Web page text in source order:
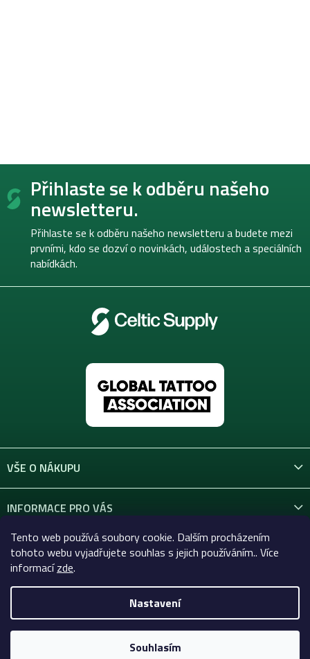
Tento web používá soubory cookie. Dalším procházením
tohoto webu vyjadřujete souhlas s jejich používáním.. Více
informacízde.
Nastavení
Souhlasím
Z
Přihlaste se k odběru našeho
newsletteru.
Přihlaste se k odběru našeho newsletteru a budete mezi
prvními, kdo se dozví o novinkách, událostech a speciálních
nabídkách.
VŠE O NÁKUPU
INFORMACE PRO VÁS
KONTAKT
Copyright 2026Celtic-Supply.cz | Vše pro tetování a
permanentní makeup. Všechna práva vyhrazena.